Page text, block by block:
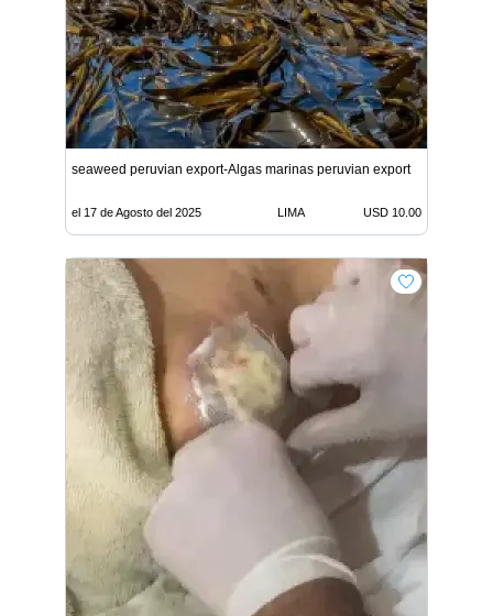
seaweed peruvian export-Algas marinas peruvian export
el 17 de Agosto del 2025 LIMA USD 10.00